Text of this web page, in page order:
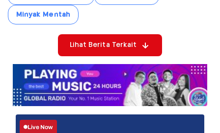
Minyak Mentah
Lihat Berita Terkait
Live Now